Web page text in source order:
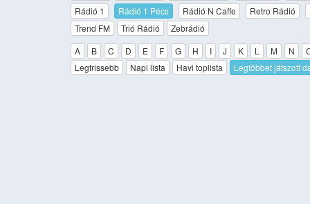
Rádió 1
Rádió 1 Pécs Rádió N Caffe Retro Rádió
Trend FM
Trió Rádió
Zebrádió
A
B C D E F G H I J K L M N
Legfrissebb
Napi lista Havi toplista Legtöbbet játszott